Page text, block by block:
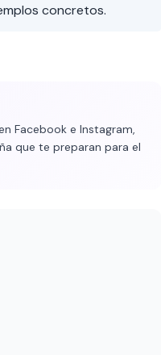
concretos.
Facebook e Instagram,
que te preparan para el